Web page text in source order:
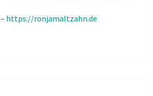
https://ronjamaltzahn.de